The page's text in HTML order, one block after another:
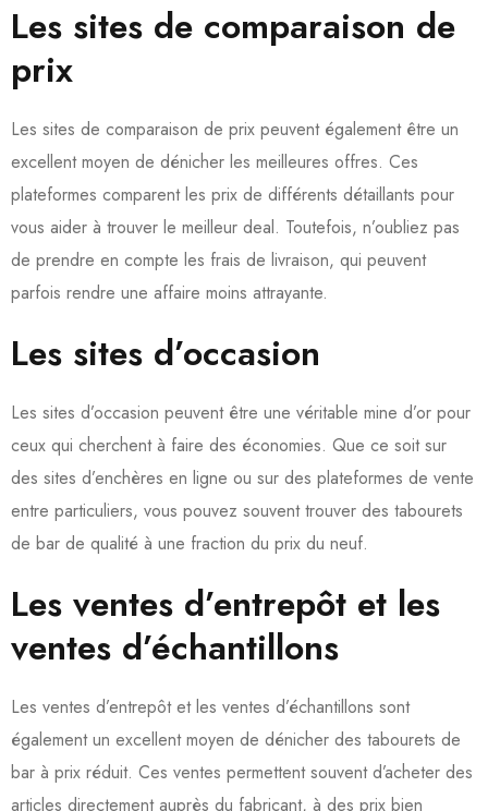
Les sites de comparaison de
prix
Les sites de comparaison de prix peuvent également être un
excellent moyen de dénicher les meilleures offres. Ces
plateformes comparent les prix de différents détaillants pour
vous aider à trouver le meilleur deal. Toutefois, n’oubliez pas
de prendre en compte les frais de livraison, qui peuvent
parfois rendre une affaire moins attrayante.
Les sites d’occasion
Les sites d’occasion peuvent être une véritable mine d’or pour
ceux qui cherchent à faire des économies. Que ce soit sur
des sites d’enchères en ligne ou sur des plateformes de vente
entre particuliers, vous pouvez souvent trouver des tabourets
de bar de qualité à une fraction du prix du neuf.
Les ventes d’entrepôt et les
ventes d’échantillons
Les ventes d’entrepôt et les ventes d’échantillons sont
également un excellent moyen de dénicher des tabourets de
bar à prix réduit. Ces ventes permettent souvent d’acheter des
articles directement auprès du fabricant, à des prix bien